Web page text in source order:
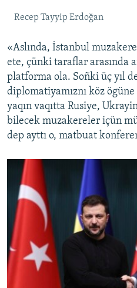
Recep Tayyip Erdoğan
«Aslında, İstanbul
ete, çünki taraflar arasında
platforma ola. Soñki üç yıl
diplomatiyamıznı köz
yaqın vaqıtta Rusiye,
bilecek muzakereler içün
dep ayttı o, matbuat